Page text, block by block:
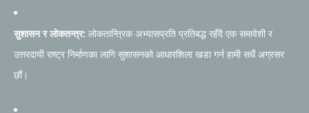
सुशासन र लोकतन्त्र: लोकतान्त्रिक अभ्यासप्रति प्रतिबद्ध रहँदै एक समावेशी र
उत्तरदायी राष्ट्र निर्माणका लागि सुशासनको आधारशिला खडा गर्न हामी सधैं अग्रसर
छौं।